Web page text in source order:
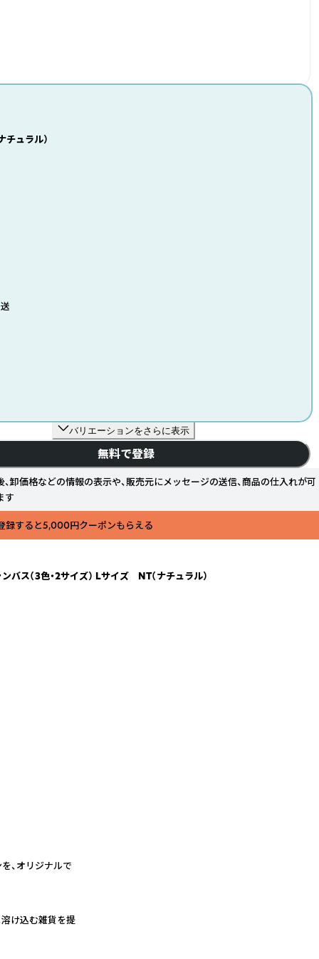
ュラル）
バリエーションをさらに表示
無料で登録
、卸価格などの情報の表示や、販売元にメッセージの送信、商品の仕入れが可
す
登録すると5,000円クーポンもらえる
（3色・2サイズ） Lサイズ NT（ナチュラル）
、オリジナルで
溶け込む雑貨を提